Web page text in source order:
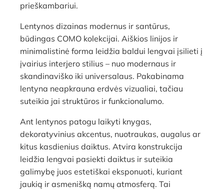
prieškambariui.
Lentynos dizainas modernus ir santūrus,
būdingas COMO kolekcijai. Aiškios linijos ir
minimalistinė forma leidžia baldui lengvai įsilieti į
įvairius interjero stilius – nuo modernaus ir
skandinaviško iki universalaus. Pakabinama
lentyna neapkrauna erdvės vizualiai, tačiau
suteikia jai struktūros ir funkcionalumo.
Ant lentynos patogu laikyti knygas,
dekoratyvinius akcentus, nuotraukas, augalus ar
kitus kasdienius daiktus. Atvira konstrukcija
leidžia lengvai pasiekti daiktus ir suteikia
galimybę juos estetiškai eksponuoti, kuriant
jaukią ir asmenišką namų atmosferą. Tai